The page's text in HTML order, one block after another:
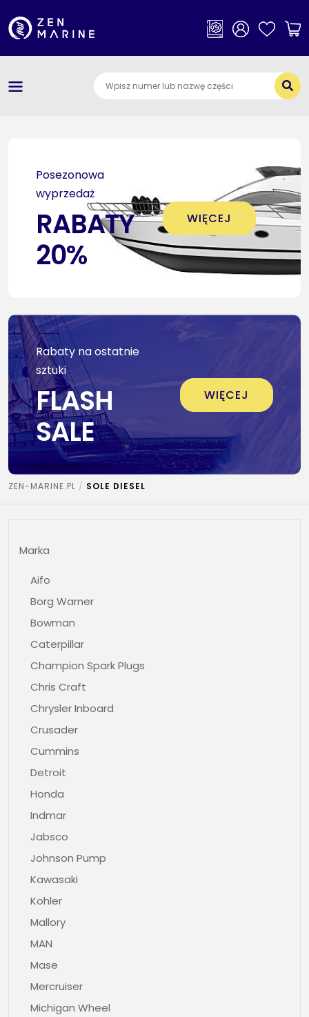
×
Posezonowa
wyprzedaż
RABATY
20%
WIĘCEJ
Rabaty na ostatnie
sztuki
FLASH
SALE
WIĘCEJ
ZEN-MARINE.PL SOLE DIESEL
Marka
Aifo
Borg Warner
Bowman
Caterpillar
Champion Spark Plugs
Chris Craft
Chrysler Inboard
Crusader
Cummins
Detroit
Honda
Indmar
Jabsco
Johnson Pump
Kawasaki
Kohler
Mallory
MAN
Mase
Mercruiser
Michigan Wheel